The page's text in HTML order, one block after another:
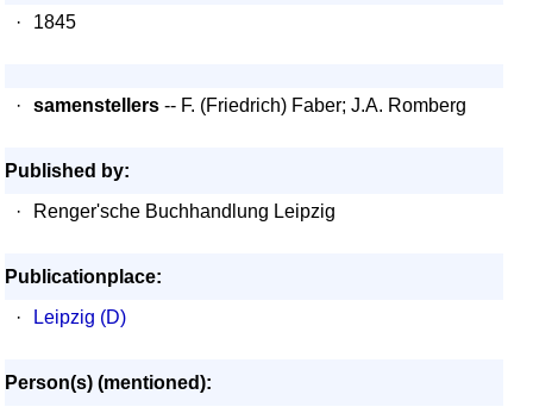
·
1845
· samenstellers -- F. (Friedrich) Faber; J.A. Romberg
Published by:
·
Renger'sche Buchhandlung Leipzig
Publicationplace:
·
Leipzig (D)
Person(s) (mentioned):